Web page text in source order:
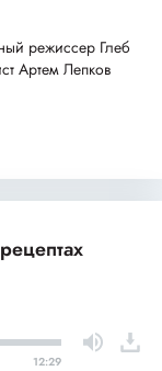
режиссер Глеб
Артем Лепков
12:29